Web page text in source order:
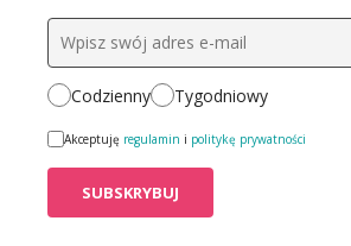
Codzienny Tygodniowy
Akceptuję regulamin i politykę prywatności